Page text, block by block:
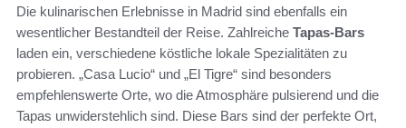
Die kulinarischen Erlebnisse in Madrid sind ebenfalls ein
wesentlicher Bestandteil der Reise. Zahlreiche Tapas-Bars
laden ein, verschiedene köstliche lokale Spezialitäten zu
probieren. „Casa Lucio“ und „El Tigre“ sind besonders
empfehlenswerte Orte, wo die Atmosphäre pulsierend und die
Tapas unwiderstehlich sind. Diese Bars sind der perfekte Ort,